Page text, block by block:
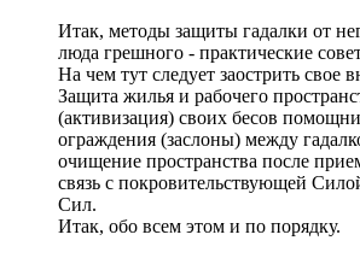
Итак, методы защиты гадалки от
люда грешного - практические
На чем тут следует заострить свое
Защита жилья и рабочего
(активизация) своих бесов
ограждения (заслоны) между
очищение пространства после
связь с покровительствующей
Сил.
Итак, обо всем этом и по порядку.